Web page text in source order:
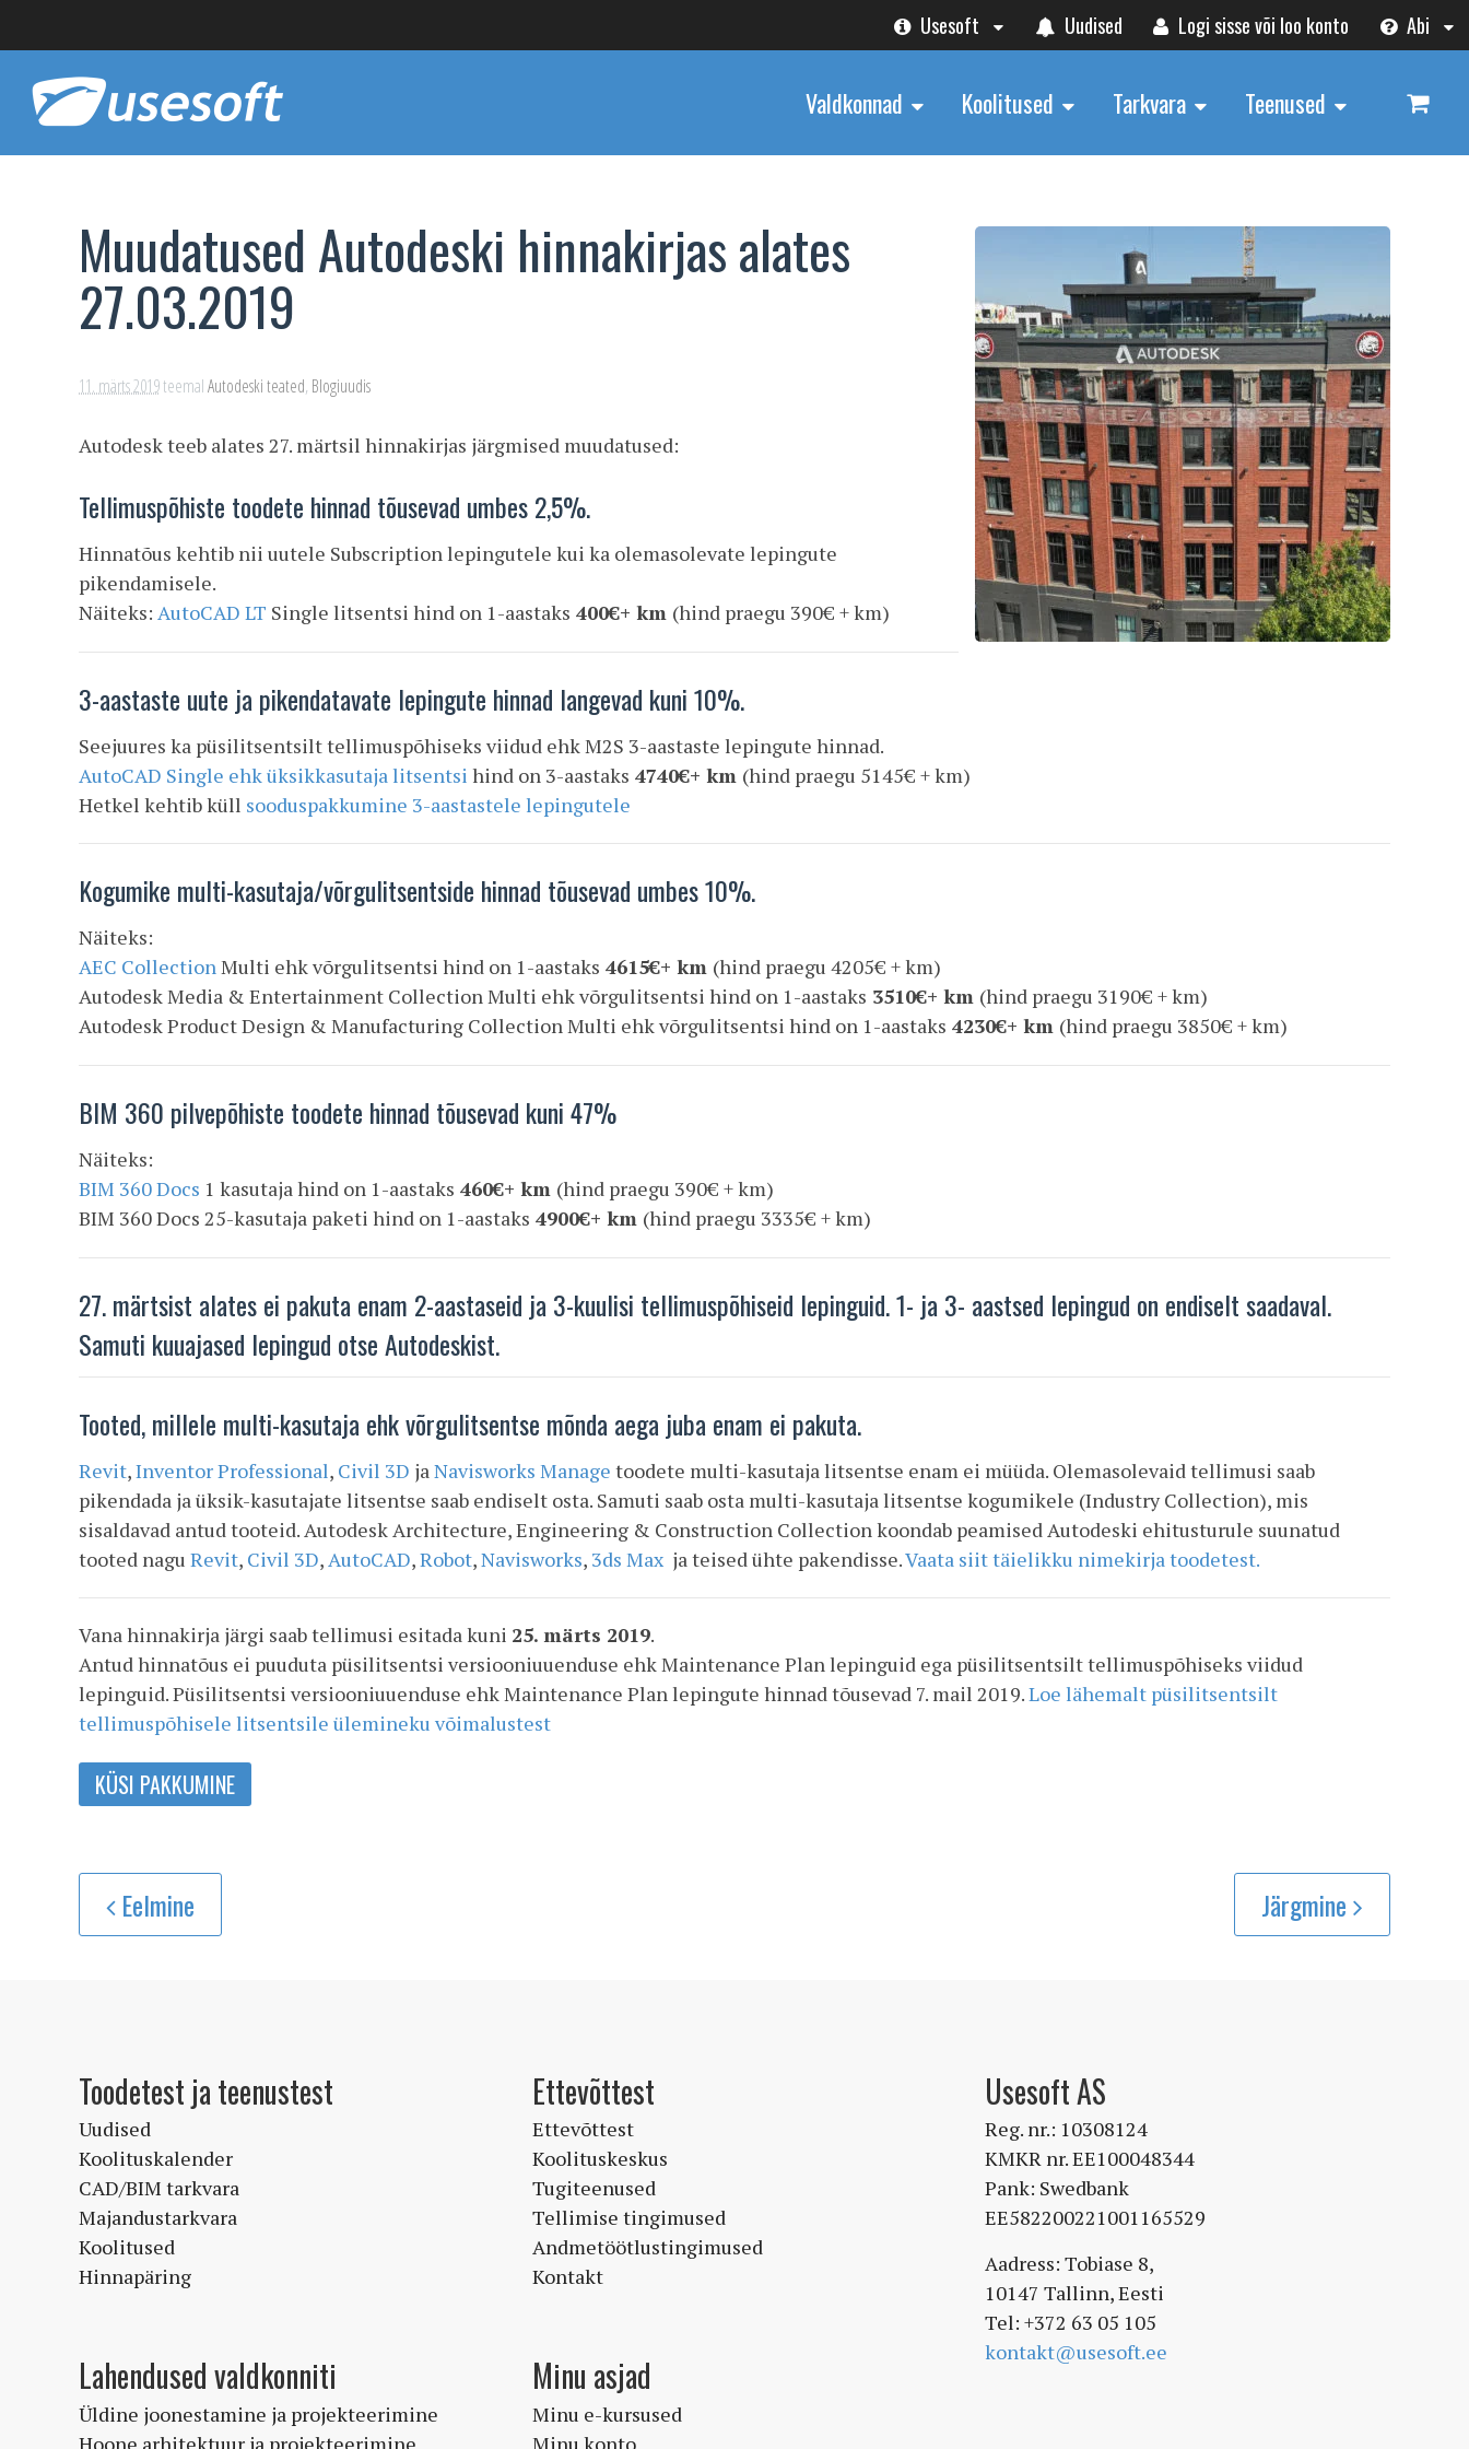
Usesoft Uudised Logi sisse või loo konto Abi
Valdkonnad Koolitused Tarkvara Teenused
Muudatused Autodeski hinnakirjas alates
27.03.2019
11. märts 2019teemalAutodeski teated, Blogiuudis
Autodesk teeb alates 27. märtsil hinnakirjas järgmised muudatused:
Tellimuspõhiste toodete hinnad tõusevad umbes 2,5%.
Hinnatõus kehtib nii uutele Subscription lepingutele kui ka olemasolevate lepingute
pikendamisele.
Näiteks: AutoCAD LT Single litsentsi hind on 1-aastaks 400€+ km (hind praegu 390€ + km)
3-aastaste uute ja pikendatavate lepingute hinnad langevad kuni 10%.
Seejuures ka püsilitsentsilt tellimuspõhiseks viidud ehk M2S 3-aastaste lepingute hinnad.
AutoCAD Single ehk üksikkasutaja litsentsi hind on 3-aastaks 4740€+ km (hind praegu 5145€ + km)
Hetkel kehtib küll sooduspakkumine 3-aastastele lepingutele
Kogumike multi-kasutaja/võrgulitsentside hinnad tõusevad umbes 10%.
Näiteks:
AEC CollectionMulti ehk võrgulitsentsi hind on 1-aastaks 4615€+ km (hind praegu 4205€ + km)
Autodesk Media & Entertainment Collection Multi ehk võrgulitsentsi hind on 1-aastaks 3510€+ km (hind praegu 3190€ + km)
Autodesk Product Design & Manufacturing Collection Multi ehk võrgulitsentsi hind on 1-aastaks 4230€+ km (hind praegu 3850€ + km)
BIM 360 pilvepõhiste toodete hinnad tõusevad kuni 47%
Näiteks:
BIM 360 Docs 1 kasutaja hind on 1-aastaks 460€+ km (hind praegu 390€ + km)
BIM 360 Docs 25-kasutaja paketi hind on 1-aastaks 4900€+ km (hind praegu 3335€ + km)
27. märtsist alates ei pakuta enam 2-aastaseid ja 3-kuulisi tellimuspõhiseid lepinguid. 1- ja 3- aastsed lepingud on endiselt saadaval.
Samuti kuuajased lepingud otse Autodeskist.
Tooted, millele multi-kasutaja ehk võrgulitsentse mõnda aega juba enam ei pakuta.
Revit,Inventor Professional, Civil 3D ja Navisworks Manage toodete multi-kasutaja litsentse enam ei müüda. Olemasolevaid tellimusi saab
pikendada ja üksik-kasutajate litsentse saab endiselt osta. Samuti saab osta multi-kasutaja litsentse kogumikele (Industry Collection), mis
sisaldavad antud tooteid. Autodesk Architecture, Engineering & Construction Collection koondab peamised Autodeski ehitusturule suunatud
tooted nagu Revit, Civil 3D, AutoCAD,Robot,Navisworks, 3ds Max ja teised ühte pakendisse.Vaata siit täielikku nimekirja toodetest.
Vana hinnakirja järgi saab tellimusi esitada kuni 25. märts 2019.
Antud hinnatõus ei puuduta püsilitsentsi versiooniuuenduse ehk Maintenance Plan lepinguid ega püsilitsentsilt tellimuspõhiseks viidud
lepinguid. Püsilitsentsi versiooniuuenduse ehk Maintenance Plan lepingute hinnad tõusevad 7. mail 2019.Loe lähemalt püsilitsentsilt
tellimuspõhisele litsentsile ülemineku võimalustest
KÜSI PAKKUMINE
Eelmine Järgmine
Toodetest ja teenustest
Uudised
Koolituskalender
CAD/BIM tarkvara
Majandustarkvara
Koolitused
Hinnapäring
Lahendused valdkonniti
Üldine joonestamine ja projekteerimine
Hoone arhitektuur ja projekteerimine
Ettevõttest
Ettevõttest
Koolituskeskus
Tugiteenused
Tellimise tingimused
Andmetöötlustingimused
Kontakt
Minu asjad
Minu e-kursused
Minu konto
Usesoft AS
Reg. nr.: 10308124
KMKR nr. EE100048344
Pank: Swedbank
EE582200221001165529
Aadress: Tobiase 8,
10147 Tallinn, Eesti
Tel: +372 63 05 105
kontakt@usesoft.ee